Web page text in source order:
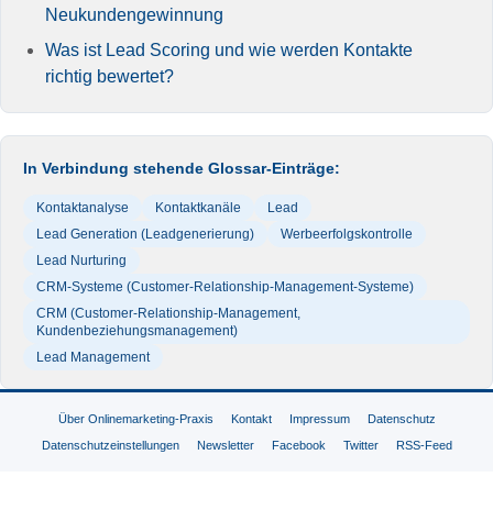
Neukundengewinnung
Was ist Lead Scoring und wie werden Kontakte
richtig bewertet?
In Verbindung stehende Glossar-Einträge:
Kontaktanalyse Kontaktkanäle
Lead
Lead Generation (Leadgenerierung)
Werbeerfolgskontrolle
Lead Nurturing
CRM-Systeme (Customer-Relationship-Management-Systeme)
CRM (Customer-Relationship-Management,
Kundenbeziehungsmanagement)
Lead Management
Über Onlinemarketing-Praxis Kontakt Impressum
Datenschutz
Datenschutzeinstellungen
Newsletter Facebook Twitter RSS-Feed